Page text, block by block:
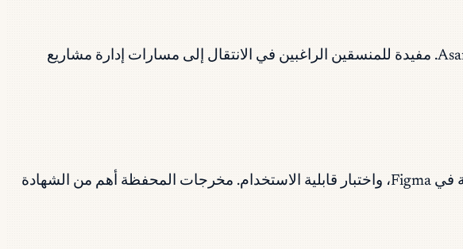
تغطي دورة حياة المشروع، وأساسيات Agile/Scrum، والتواصل مع أصحاب المصلحة، وأدوات مثل Asana. مفيدة للمنسقين الراغبين في الانتقال إلى مسارات إدارة مشاريع
من البداية إلى النهاية: البحث، والإطارات السلكية، والنماذج الأولية في Figma، واختبار قابلية الاستخدام. مخرجات المحفظة أهم من الشهادة